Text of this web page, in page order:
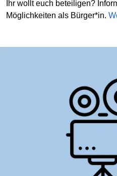
Ihr wollt euch beteiligen?
Möglichkeiten als Bürger*in.